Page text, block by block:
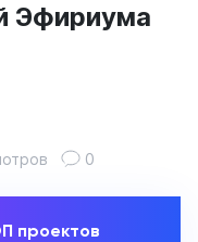
Эфириума
0
проектов